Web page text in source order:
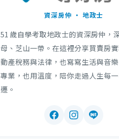
資深房仲 ・ 地政士
51 歲自學考取地政士的資深房仲，
母、芝山一帶。在這裡分享買賣房
動產稅務與法律，也寫寫生活與音
專業，也用溫度，陪你走過人生每
遷。